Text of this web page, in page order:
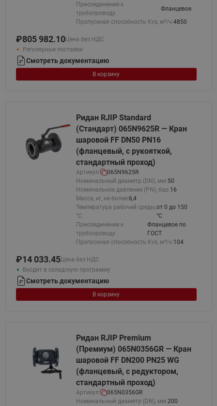
Присоединение к
трубопроводу:
Фланцевое
Пропускная способность Kvs, м³/ч:4850
₽805 982.10Цена без НДС
Регулярные поставки
Смотреть документацию
В корзину
Ридан RJIP Standard
(Стандарт) 065N9625R — Кран
шаровой FF DN50 PN16
(фланцевый, с рукояткой,
стандартный проход)
Артикул:
065N9625R
Номинальный диаметр (DN), мм:50
Номинальное давление (PN), бар:16
Масса, кг, не более:6,4
Температура рабочей среды,
°С:
от 0 до 150
°C
Присоединение к
трубопроводу:
Фланцевое по
ГОСТ
Пропускная способность Kvs, м³/ч:104
₽14 033.45Цена без НДС
Входит в складскую программу
Смотреть документацию
В корзину
Ридан RJIP Premium
(Премиум) 065N0356GR — Кран
шаровой FF DN200 PN25 WG
(фланцевый, с редуктором,
стандартный проход)
Артикул:
065N0356GR
Номинальный диаметр (DN), мм:200